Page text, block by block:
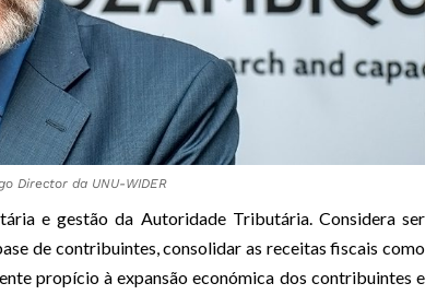
Director da UNU-WIDER
e gestão da Autoridade Tributária. Considera ser
de contribuintes, consolidar as receitas fiscais como
propício à expansão económica dos contribuintes e